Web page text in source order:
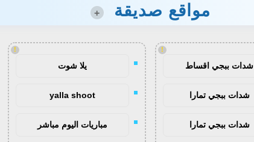
مواقع صديقة +
!
شدات ببجي اقساط
شدات ببجي تمارا
شدات ببجي تمارا
!
يلا شوت
yalla shoot
مباريات اليوم مباشر